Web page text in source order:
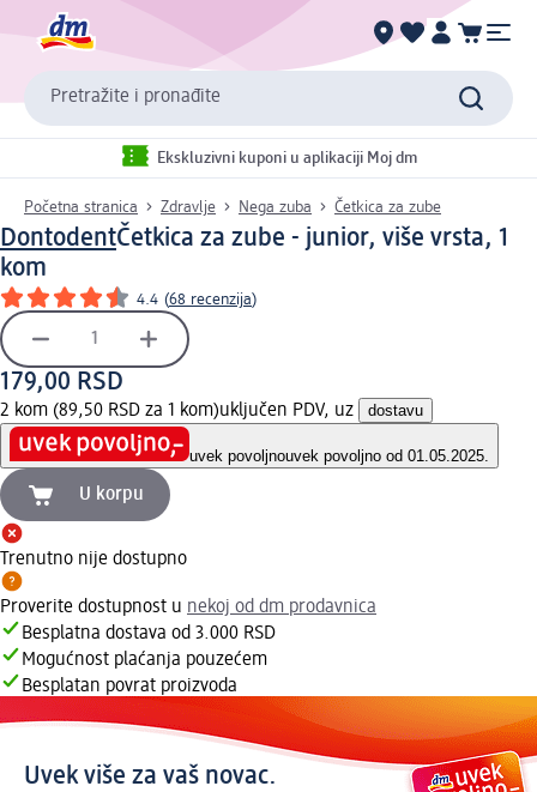
Pretražite i pronađite
Ekskluzivni kuponi u aplikaciji Moj dm
Početna stranica Zdravlje Nega zuba Četkica za zube
DontodentČetkica za zube - junior, više vrsta, 1
kom
4.4 (68 recenzija)
179,00 RSD
2 kom (89,50 RSD za 1 kom)uključen PDV, uz dostavu
uvek povoljnouvek povoljno od 01.05.2025.
U korpu
Trenutno nije dostupno
Proverite dostupnost u nekoj od dm prodavnica
Besplatna dostava od 3.000 RSD
Mogućnost plaćanja pouzećem
Besplatan povrat proizvoda
Uvek više za vaš novac.